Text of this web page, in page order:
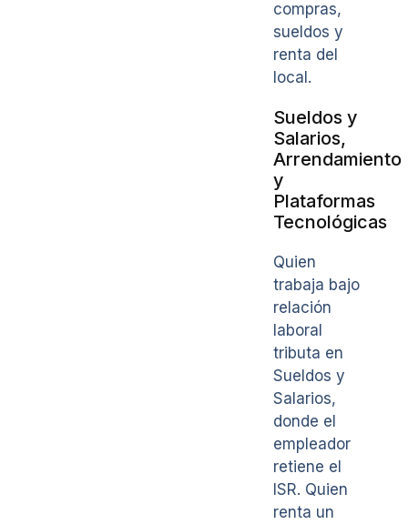
compras,
sueldos y
renta del
local.
Sueldos y
Salarios,
Arrendamiento
y
Plataformas
Tecnológicas
Quien
trabaja bajo
relación
laboral
tributa en
Sueldos y
Salarios,
donde el
empleador
retiene el
ISR. Quien
renta un